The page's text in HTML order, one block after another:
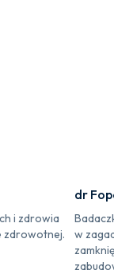
i zdrowia
zdrowotnej.
dr
w